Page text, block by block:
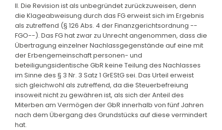
II. Die Revision ist als unbegründet zurückzuweisen, denn
die Klageabweisung durch das FG erweist sich im Ergebnis
als zutreffend (§ 126 Abs. 4 der Finanzgerichtsordnung --
FGO--). Das FG hat zwar zu Unrecht angenommen, dass die
Übertragung einzelner Nachlassgegenstände auf eine mit
der Erbengemeinschaft personen- und
beteiligungsidentische GbR keine Teilung des Nachlasses
im Sinne des § 3 Nr. 3 Satz 1 GrEStG sei. Das Urteil erweist
sich gleichwohl als zutreffend, da die Steuerbefreiung
insoweit nicht zu gewähren ist, als sich der Anteil des
Miterben am Vermögen der GbR innerhalb von fünf Jahren
nach dem Übergang des Grundstücks auf diese vermindert
hat.